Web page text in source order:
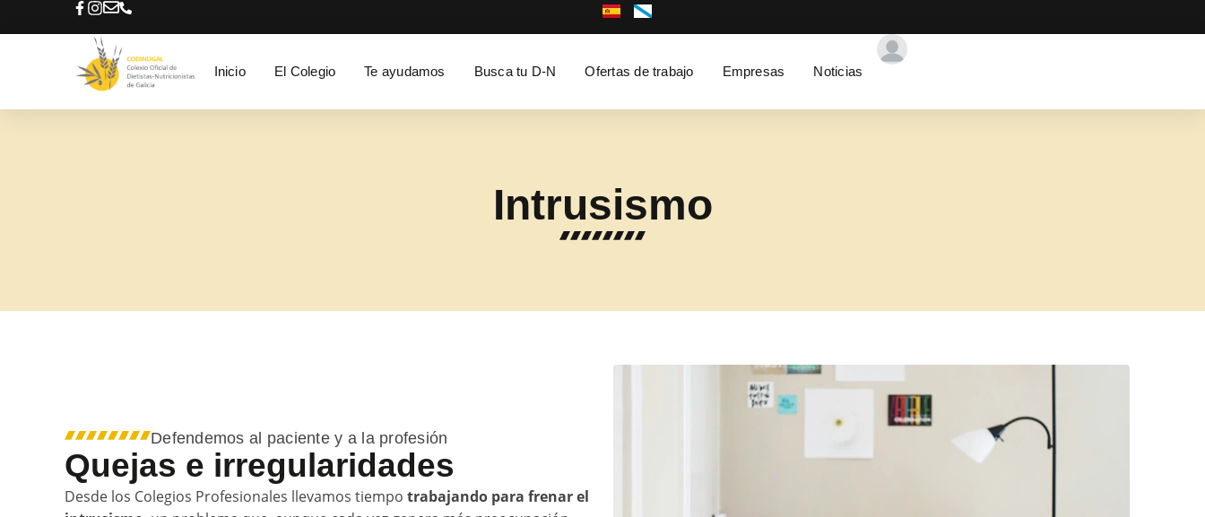
Inicio El Colegio Te ayudamos Busca tu D-N Ofertas de trabajo Empresas Noticias
Intrusismo
Defendemos al paciente y a la profesión
Quejas e irregularidades
Desde los Colegios Profesionales llevamos tiempo trabajando para frenar el